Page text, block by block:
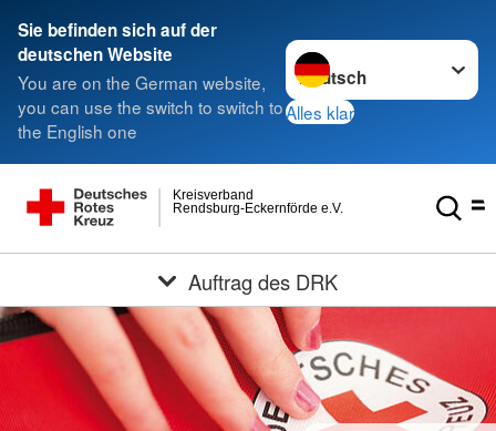
Sie befinden sich auf der
deutschen Website
You are on the German website,
you can use the switch to switch to
the English one
Sprache wechseln zu
Alles klar
Rendsburg-Eckernförde e.V.
Kreisverband
Auftrag des DRK